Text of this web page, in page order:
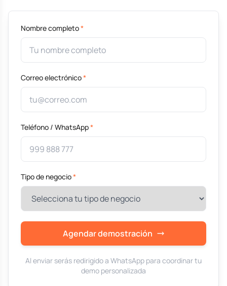
Nombre completo*
Correo electrónico*
Teléfono / WhatsApp*
Tipo de negocio*
Agendar demostración
Al enviar serás redirigido a WhatsApp para coordinar tu
demo personalizada